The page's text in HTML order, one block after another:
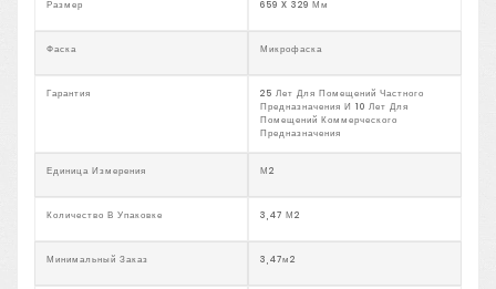
Размер 659 X 329 Мм
Фаска Микрофаска
Гарантия
25 Лет Для Помещений Частного
Предназначения И 10 Лет Для
Помещений Коммерческого
Предназначения
Единица Измерения М2
Количество В Упаковке 3,47 М2
Минимальный Заказ 3,47м2